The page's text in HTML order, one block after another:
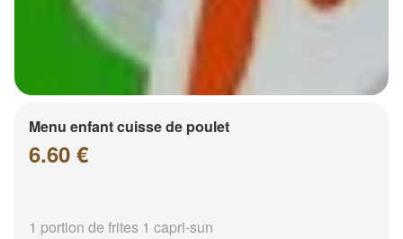
Menu enfant cuisse de poulet
6.60 €
1 portion de frites 1 capri-sun